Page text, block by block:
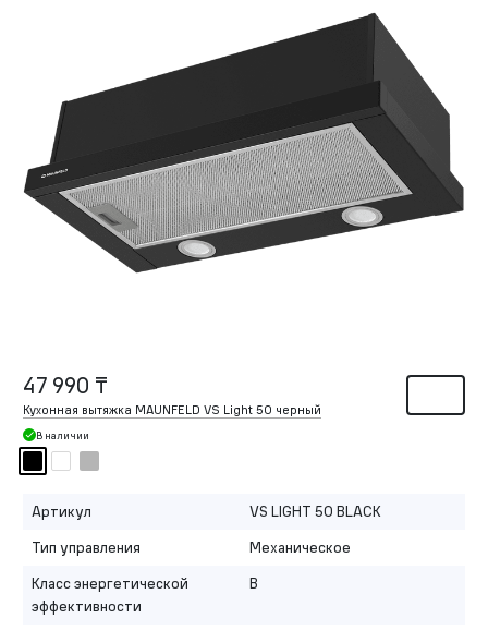
47 990 ₸
Кухонная вытяжка MAUNFELD VS Light 50 черный
В наличии
Артикул
VS LIGHT 50 BLACK
Тип управления
Механическое
Класс энергетической
эффективности
B